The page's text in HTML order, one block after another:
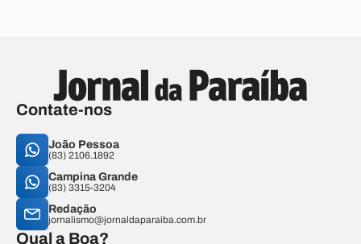
Contate-nos
João Pessoa
(83) 2106.1892
Campina Grande
(83) 3315-3204
Redação
jornalismo@jornaldaparaiba.com.br
Qual a Boa?